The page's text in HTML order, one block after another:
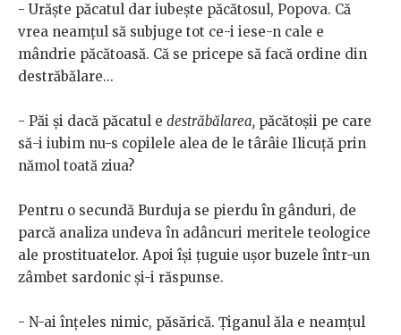
- Urăște păcatul dar iubește păcătosul, Popova. Că
vrea neamțul să subjuge tot ce-i iese-n cale e
mândrie păcătoasă. Că se pricepe să facă ordine din
destrăbălare...
- Păi și dacă păcatul e destrăbălarea, păcătoșii pe care
să-i iubim nu-s copilele alea de le târâie Ilicuță prin
nămol toată ziua?
Pentru o secundă Burduja se pierdu în gânduri, de
parcă analiza undeva în adâncuri meritele teologice
ale prostituatelor. Apoi își țuguie ușor buzele într-un
zâmbet sardonic și-i răspunse.
- N-ai înțeles nimic, păsărică. Țiganul ăla e neamțul